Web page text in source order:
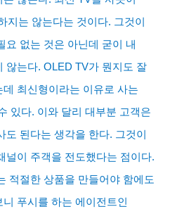
지는 않는다는 것이다. 그것이
요 없는 것은 아닌데 굳이 내
않는다. OLED TV가 뭔지도 잘
최신형이라는 이유로 사는
있다. 이와 달리 대부분 고객은
도 된다는 생각을 한다. 그것이
널이 주객을 전도했다는 점이다.
적절한 상품을 만들어야 함에도
푸시를 하는 에이전트인